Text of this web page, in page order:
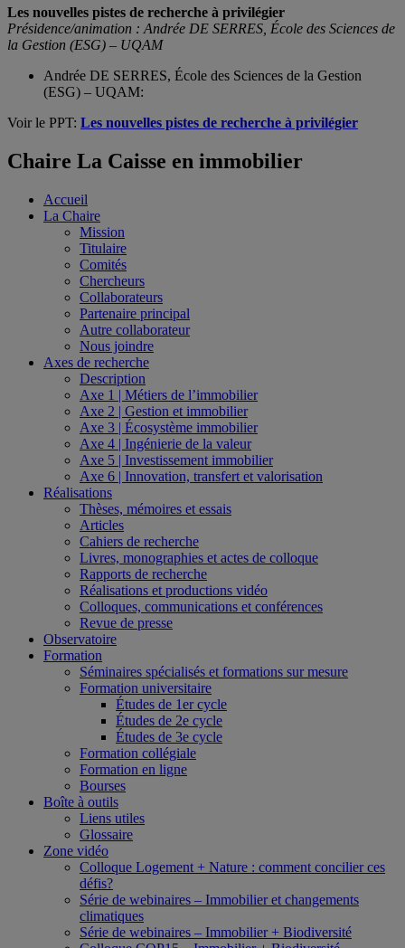
Les nouvelles pistes de recherche à privilégier
Présidence/animation : Andrée DE SERRES, École des Sciences de
la Gestion (ESG) – UQAM
Andrée DE SERRES, École des Sciences de la Gestion
(ESG) – UQAM:
Voir le PPT: Les nouvelles pistes de recherche à privilégier
Chaire La Caisse en immobilier
Accueil
La Chaire
Mission
Titulaire
Comités
Chercheurs
Collaborateurs
Partenaire principal
Autre collaborateur
Nous joindre
Axes de recherche
Description
Axe 1 | Métiers de l’immobilier
Axe 2 | Gestion et immobilier
Axe 3 | Écosystème immobilier
Axe 4 | Ingénierie de la valeur
Axe 5 | Investissement immobilier
Axe 6 | Innovation, transfert et valorisation
Réalisations
Thèses, mémoires et essais
Articles
Cahiers de recherche
Livres, monographies et actes de colloque
Rapports de recherche
Réalisations et productions vidéo
Colloques, communications et conférences
Revue de presse
Observatoire
Formation
Séminaires spécialisés et formations sur mesure
Formation universitaire
Études de 1er cycle
Études de 2e cycle
Études de 3e cycle
Formation collégiale
Formation en ligne
Bourses
Boîte à outils
Liens utiles
Glossaire
Zone vidéo
Colloque Logement + Nature : comment concilier ces
défis?
Série de webinaires – Immobilier et changements
climatiques
Série de webinaires – Immobilier + Biodiversité